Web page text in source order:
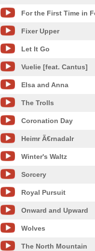
For the First Time in
Fixer Upper
Let It Go
Vuelie [feat. Cantus]
Elsa and Anna
The Trolls
Coronation Day
Heimr Ã€rnadalr
Winter's Waltz
Sorcery
Royal Pursuit
Onward and Upward
Wolves
The North Mountain